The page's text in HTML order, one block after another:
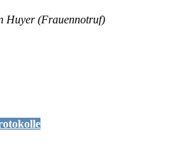
Huyer (Frauennotruf)